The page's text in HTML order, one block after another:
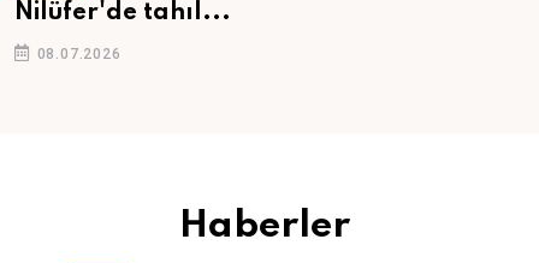
İş arıyorsanız...
08.07.2026
Haberler